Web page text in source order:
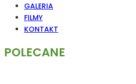
GALERIA
FILMY
KONTAKT
POLECANE